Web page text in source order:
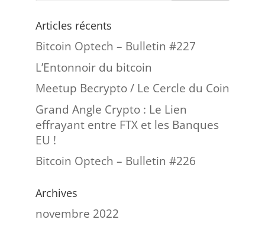
Articles récents
Bitcoin Optech – Bulletin #227
L’Entonnoir du bitcoin
Meetup Becrypto / Le Cercle du Coin
Grand Angle Crypto : Le Lien
effrayant entre FTX et les Banques
EU !
Bitcoin Optech – Bulletin #226
Archives
novembre 2022